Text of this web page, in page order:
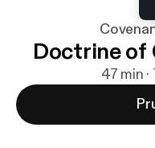
Doctrine of
47 min